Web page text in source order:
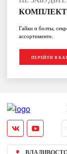
Гайки и болты,
ассортименте.
ПЕРЕЙТИ В